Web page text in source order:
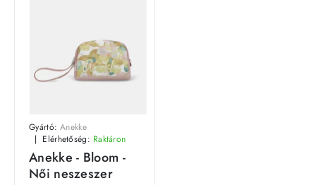
Gyártó: Anekke
Elérhetőség: Raktáron
Anekke - Bloom -
Női neszeszer